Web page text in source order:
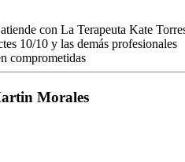
con La Terapeuta Kate
10/10 y las demás profesionales
comprometidas
Morales